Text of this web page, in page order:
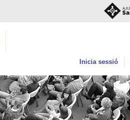
Inicia sessió